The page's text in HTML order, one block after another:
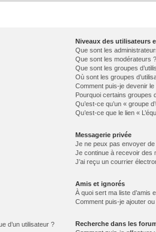
d’un utilisateur ?
Niveaux des utilisateurs
Que sont les
Que sont les modérateurs ?
Que sont les groupes
Où sont les groupes
Comment puis-je devenir le
Pourquoi certains groupes
Qu’est-ce qu’un « groupe
Qu’est-ce que le lien «
Messagerie privée
Je ne peux pas envoyer
Je continue à recevoir des
J’ai reçu un courrier
Amis et ignorés
À quoi sert ma liste d’amis
Comment puis-je ajouter
Recherche dans les